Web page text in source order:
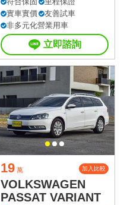
實車實價
友善試車
非多元化營業用車
立即諮詢
19 萬 加入比較
VOLKSWAGEN
PASSAT VARIANT